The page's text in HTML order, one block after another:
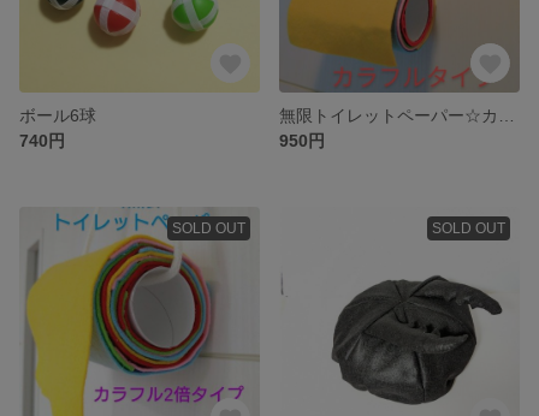
ボール6球
740円
950円
SOLD OUT SOLD OUT